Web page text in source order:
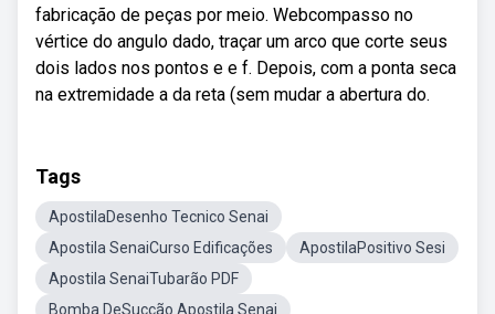
fabricação de peças por meio. Webcompasso no
vértice do angulo dado, traçar um arco que corte seus
dois lados nos pontos e e f. Depois, com a ponta seca
na extremidade a da reta (sem mudar a abertura do.
Tags
ApostilaDesenho Tecnico Senai
Apostila SenaiCurso Edificações
ApostilaPositivo Sesi
Apostila SenaiTubarão PDF
Bomba DeSucção Apostila Senai